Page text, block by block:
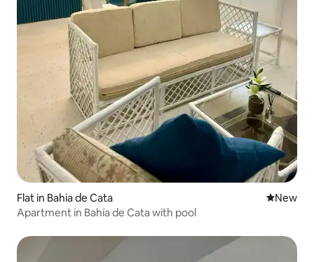
Flat in Bahia de Cata New
New
Apartment in Bahía de Cata with pool